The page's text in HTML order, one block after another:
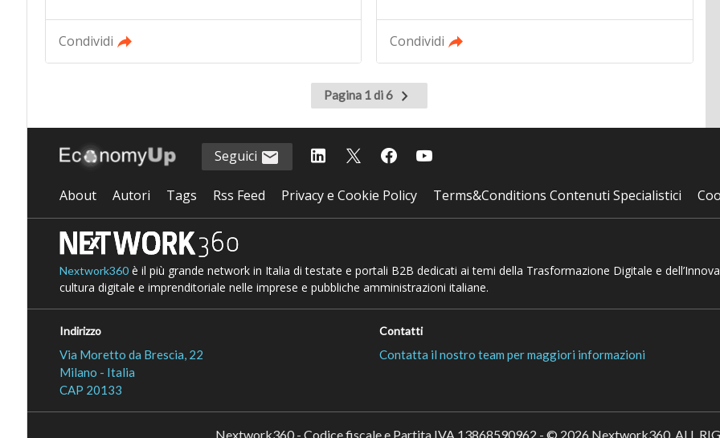
Condividi Condividi
Pagina 1 di 6
Pagina
successiva
Seguici
About Autori Tags Rss Feed Privacy e Cookie Policy Terms&Conditions Contenuti Specialistici
Nextwork360è il più grande network in Italia di testate e portali B2B dedicati ai temi della Trasformazione Digitale e
cultura digitale e imprenditoriale nelle imprese e pubbliche amministrazioni italiane.
Indirizzo
Via Moretto da Brescia, 22
Milano - Italia
CAP 20133
Contatti
Contatta il nostro team per maggiori informazioni
Nextwork360 - Codice fiscale e Partita IVA 13868590962 - © 2026 Nextwork360. ALL